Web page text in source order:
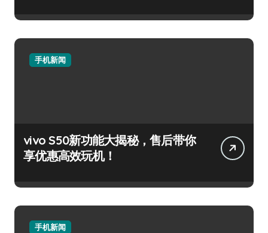
手机新闻
vivo S50新功能大揭秘，售后带你
享优惠高效玩机！
手机新闻